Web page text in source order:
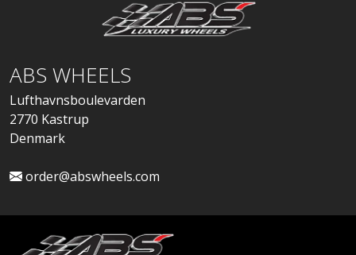
ABS WHEELS
Lufthavnsboulevarden
2770 Kastrup
Denmark
order@abswheels.com